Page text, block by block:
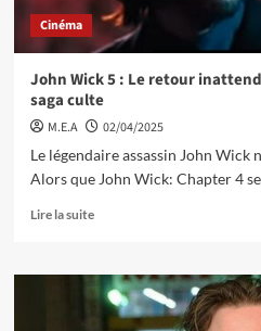
Cinéma
John Wick 5 : Le retour
saga culte
M.E.A
02/04/2025
Le légendaire assassin John Wick
Alors que John Wick: Chapter 4
Lire la suite